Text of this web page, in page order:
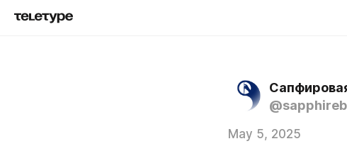
May 5, 2025